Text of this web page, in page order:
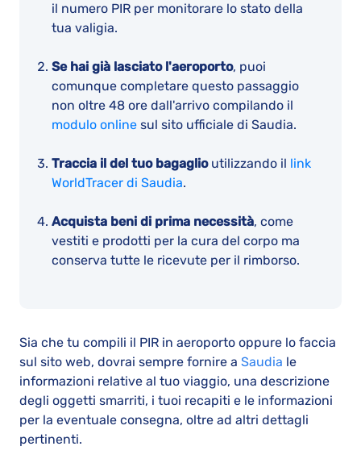
il numero PIR per monitorare lo stato della
tua valigia.
Se hai già lasciato l'aeroporto, puoi
comunque completare questo passaggio
non oltre 48 ore dall'arrivo compilando il
modulo online sul sito ufficiale di Saudia.
Traccia il del tuo bagaglioutilizzando il link
WorldTracer di Saudia.
Acquista beni di prima necessità, come
vestiti e prodotti per la cura del corpo ma
conserva tutte le ricevute per il rimborso.
Sia che tu compili il PIR in aeroporto oppure lo faccia
sul sito web, dovrai sempre fornire a Saudia le
informazioni relative al tuo viaggio, una descrizione
degli oggetti smarriti, i tuoi recapiti e le informazioni
per la eventuale consegna, oltre ad altri dettagli
pertinenti.